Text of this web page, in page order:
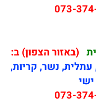
073-
(באזור הצפון) ב:
נשר, קריות,
073-